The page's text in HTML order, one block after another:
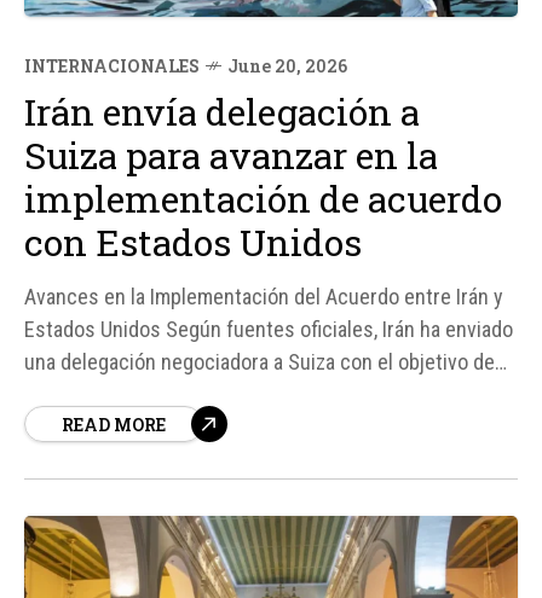
INTERNACIONALES June 20, 2026
Irán envía delegación a
Suiza para avanzar en la
implementación de acuerdo
con Estados Unidos
Avances en la Implementación del Acuerdo entre Irán y
Estados Unidos Según fuentes oficiales, Irán ha enviado
una delegación negociadora a Suiza con el objetivo de
Estados Unidos, orientado a poner fin al conflicto en
READ MORE